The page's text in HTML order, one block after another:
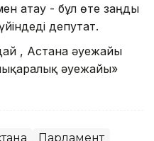
атау - бұл өте заңды
депутат.
, Астана әуежайы
әуежайы»
Парламент